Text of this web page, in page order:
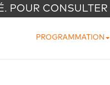
POUR
PROGRAMMATION